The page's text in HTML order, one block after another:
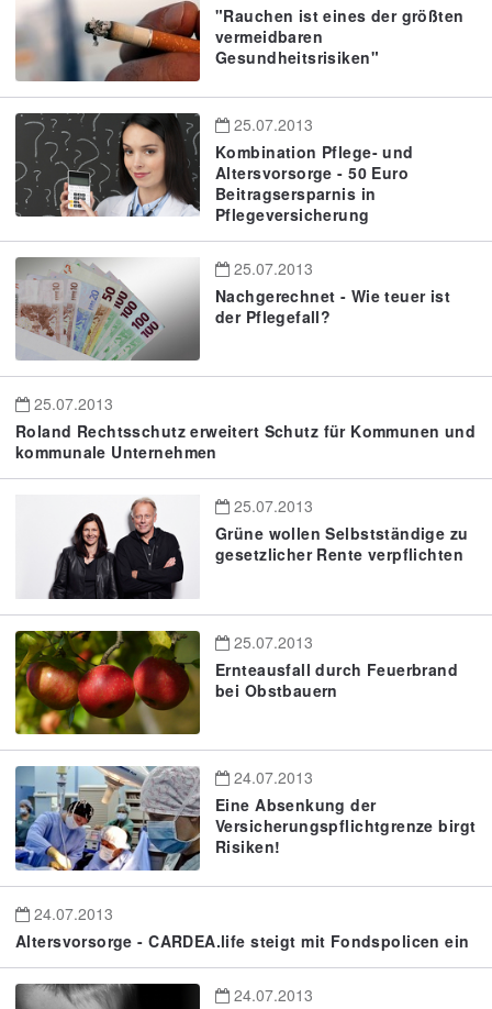
"Rauchen ist eines der größten
vermeidbaren
Gesundheitsrisiken"
25.07.2013
Kombination Pflege- und
Altersvorsorge - 50 Euro
Beitragsersparnis in
Pflegeversicherung
25.07.2013
Nachgerechnet - Wie teuer ist
der Pflegefall?
25.07.2013
Roland Rechtsschutz erweitert Schutz für Kommunen und
kommunale Unternehmen
25.07.2013
Grüne wollen Selbstständige zu
gesetzlicher Rente verpflichten
25.07.2013
Ernteausfall durch Feuerbrand
bei Obstbauern
24.07.2013
Eine Absenkung der
Versicherungspflichtgrenze birgt
Risiken!
24.07.2013
Altersvorsorge - CARDEA.life steigt mit Fondspolicen ein
24.07.2013